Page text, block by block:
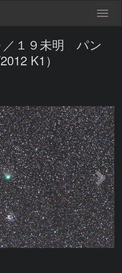
／１９未明 パン
K1）